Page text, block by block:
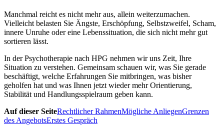
Manchmal reicht es nicht mehr aus, allein weiterzumachen.
Vielleicht belasten Sie Ängste, Erschöpfung, Selbstzweifel, Scham,
innere Unruhe oder eine Lebenssituation, die sich nicht mehr gut
sortieren lässt.
In der Psychotherapie nach HPG nehmen wir uns Zeit, Ihre
Situation zu verstehen. Gemeinsam schauen wir, was Sie gerade
beschäftigt, welche Erfahrungen Sie mitbringen, was bisher
geholfen hat und was Ihnen jetzt wieder mehr Orientierung,
Stabilität und Handlungsspielraum geben kann.
Auf dieser SeiteRechtlicher RahmenMögliche AnliegenGrenzen
des AngebotsErstes Gespräch